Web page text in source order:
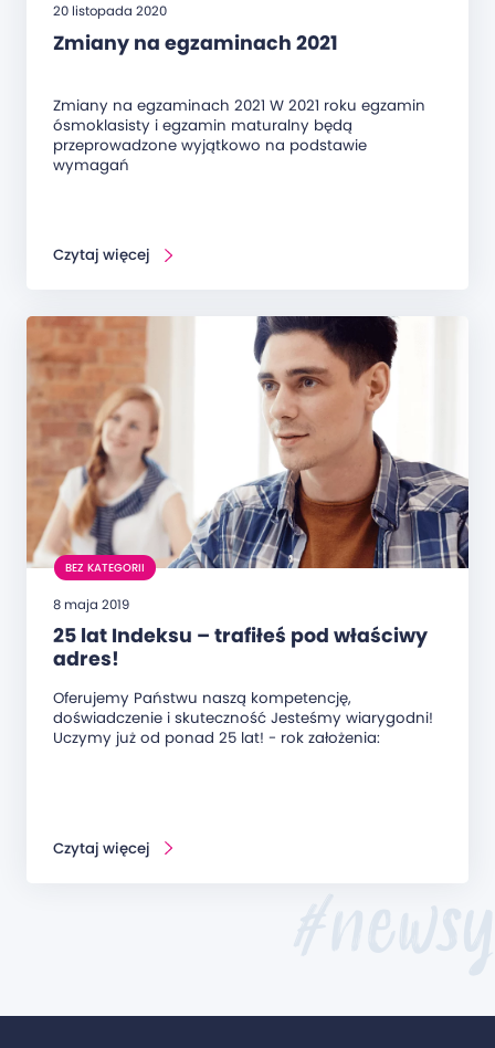
20 listopada 2020
Zmiany na egzaminach 2021
Zmiany na egzaminach 2021 W 2021 roku egzamin
ósmoklasisty i egzamin maturalny będą
przeprowadzone wyjątkowo na podstawie
wymagań
Czytaj więcej
BEZ KATEGORII
8 maja 2019
25 lat Indeksu – trafiłeś pod właściwy
adres!
Oferujemy Państwu naszą kompetencję,
doświadczenie i skuteczność Jesteśmy wiarygodni!
Uczymy już od ponad 25 lat! - rok założenia:
Czytaj więcej
#newsy